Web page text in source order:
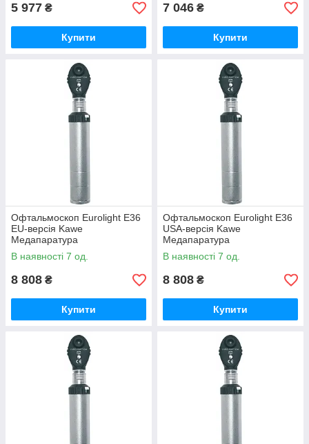
5 977 ₴
Купити
7 046 ₴
Купити
Офтальмоскоп Eurolight E36
EU-версія Kawe
Медапаратура
В наявності 7 од.
8 808 ₴
Купити
Офтальмоскоп Eurolight E36
USA-версія Kawe
Медапаратура
В наявності 7 од.
8 808 ₴
Купити